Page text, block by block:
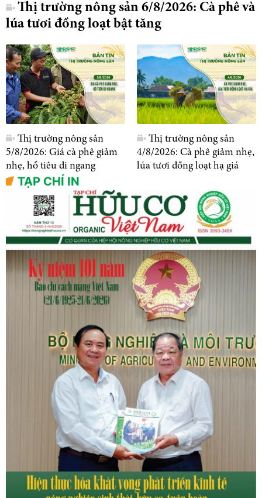
Thị trường nông sản 6/8/2026: Cà phê và
lúa tươi đồng loạt bật tăng
Thị trường nông sản
5/8/2026: Giá cà phê giảm
nhẹ, hồ tiêu đi ngang
Thị trường nông sản
4/8/2026: Cà phê giảm nhẹ,
lúa tươi đồng loạt hạ giá
TẠP CHÍ IN